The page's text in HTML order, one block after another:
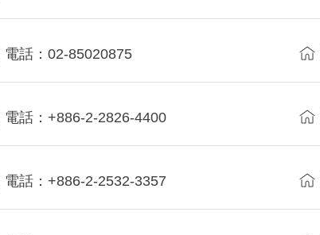
電話：02-85020875
電話：+886-2-2826-4400
電話：+886-2-2532-3357